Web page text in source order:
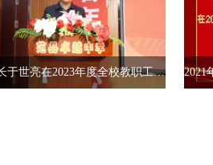
校长于世亮在2023年度全校教职工表彰大会上的讲话视频节选